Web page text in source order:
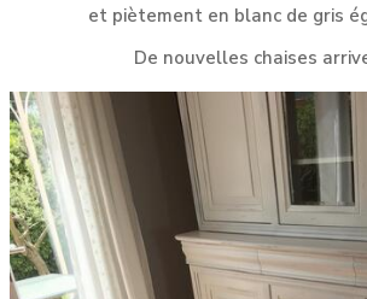
et piètement en blanc de gris
De nouvelles chaises